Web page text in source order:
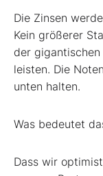
Die Zinsen
Kein größerer
der
leisten. Die
unten halten.
Was bedeutet
Dass wir